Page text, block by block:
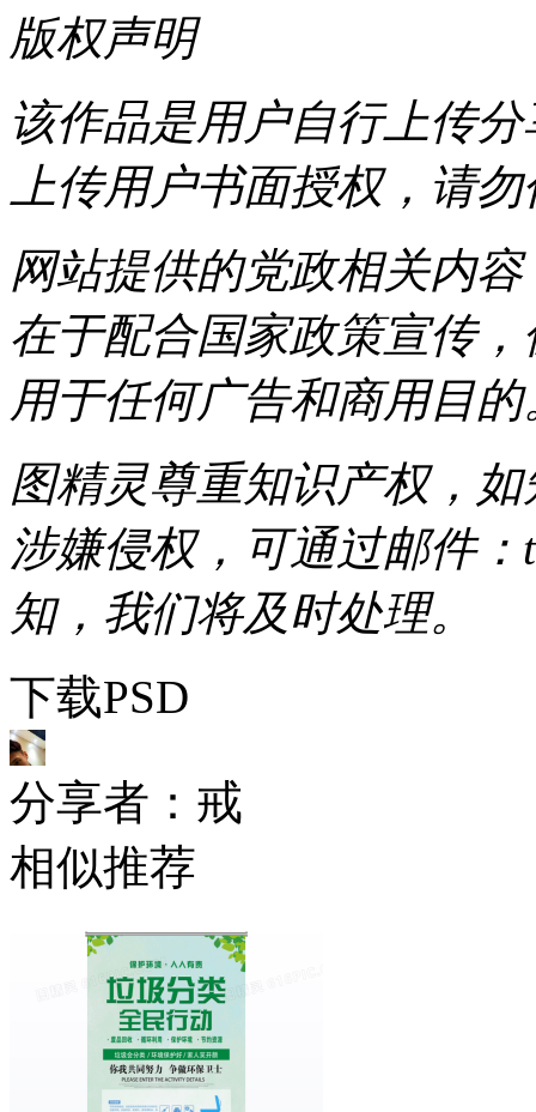
版权声明
该作品是用户自行上传
上传用户书面授权，请
网站提供的党政相关内
在于配合国家政策宣传
用于任何广告和商用目的
图精灵尊重知识产权，
涉嫌侵权，可通过邮件：
知，我们将及时处理。
下载PSD
分享者：戒
相似推荐